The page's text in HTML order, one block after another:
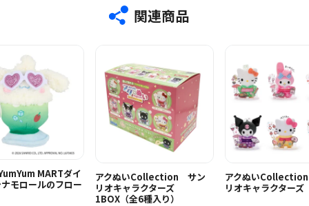
関連商品
MARTダイ
モロールのフロー
アクぬいCollection サン
リオキャラクターズ
1BOX（全6種入り）
アクぬい
リオキャラクターズ